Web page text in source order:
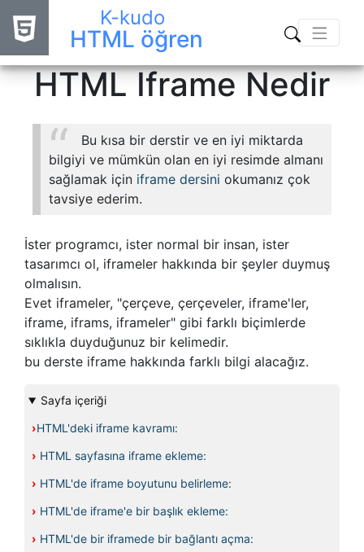
K-kudo
HTML öğren
HTML Iframe Nedir
Bu kısa bir derstir ve en iyi miktarda
bilgiyi ve mümkün olan en iyi resimde almanı
sağlamak için iframe dersini okumanız çok
tavsiye ederim.
İster programcı, ister normal bir insan, ister
tasarımcı ol, iframeler hakkında bir şeyler duymuş
olmalısın.
Evet iframeler, "çerçeve, çerçeveler, iframe'ler,
iframe, iframs, iframeler" gibi farklı biçimlerde
sıklıkla duyduğunuz bir kelimedir.
bu derste iframe hakkında farklı bilgi alacağız.
Sayfa içeriği
›HTML'deki iframe kavramı:
› HTML sayfasına iframe ekleme:
› HTML'de iframe boyutunu belirleme:
› HTML'de iframe'e bir başlık ekleme:
› HTML'de bir iframede bir bağlantı açma: